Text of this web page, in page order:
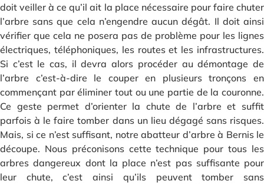
doit veiller à ce qu’il ait la place nécessaire pour faire chuter
l’arbre sans que cela n’engendre aucun dégât. Il doit ainsi
vérifier que cela ne posera pas de problème pour les lignes
électriques, téléphoniques, les routes et les infrastructures.
Si c’est le cas, il devra alors procéder au démontage de
l’arbre c’est-à-dire le couper en plusieurs tronçons en
commençant par éliminer tout ou une partie de la couronne.
Ce geste permet d’orienter la chute de l’arbre et suffit
parfois à le faire tomber dans un lieu dégagé sans risques.
Mais, si ce n’est suffisant, notre abatteur d’arbre à Bernis le
découpe. Nous préconisons cette technique pour tous les
arbres dangereux dont la place n’est pas suffisante pour
leur chute, c’est ainsi qu’ils peuvent tomber sans